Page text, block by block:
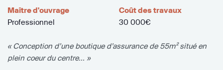
Maître d'ouvrage
Professionnel
Coût des travaux
30 000€
« Conception d’une boutique d’assurance de 55m² situé en
plein coeur du centre... »